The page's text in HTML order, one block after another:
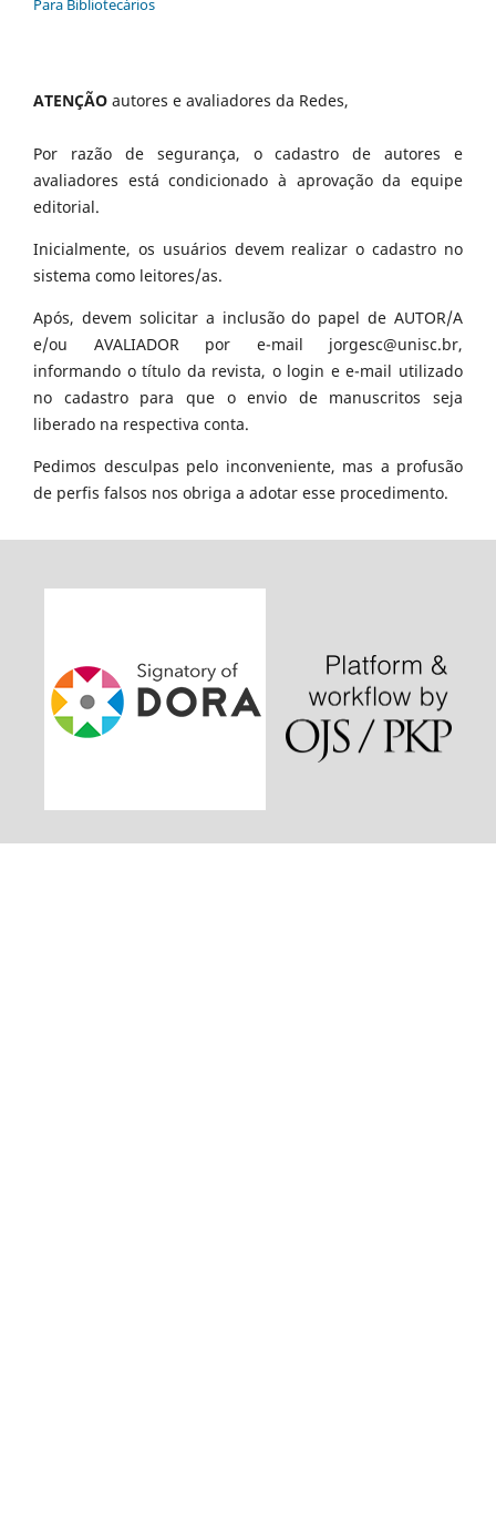
Para Bibliotecários
ATENÇÃO autores e avaliadores da Redes,
Por razão de segurança, o cadastro de autores e
avaliadores está condicionado à aprovação da equipe
editorial.
Inicialmente, os usuários devem realizar o cadastro no
sistema como leitores/as.
Após, devem solicitar a inclusão do papel de AUTOR/A
e/ou AVALIADOR por e-mail jorgesc@unisc.br,
informando o título da revista, o login e e-mail utilizado
no cadastro para que o envio de manuscritos seja
liberado na respectiva conta.
Pedimos desculpas pelo inconveniente, mas a profusão
de perfis falsos nos obriga a adotar esse procedimento.